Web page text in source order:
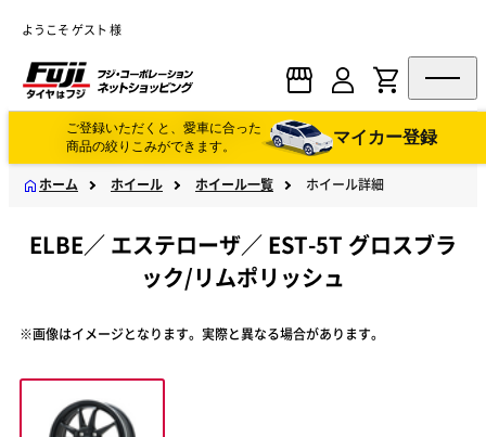
ようこそ ゲスト 様
ご登録いただくと、愛車に合った
商品の絞りこみができます。
マイカー登録
ホーム ホイール ホイール一覧 ホイール詳細
ELBE／ エステローザ／ EST-5T グロスブラ
ック/リムポリッシュ
※画像はイメージとなります。実際と異なる場合があります。